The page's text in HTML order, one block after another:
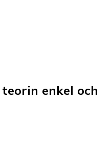
enkel och